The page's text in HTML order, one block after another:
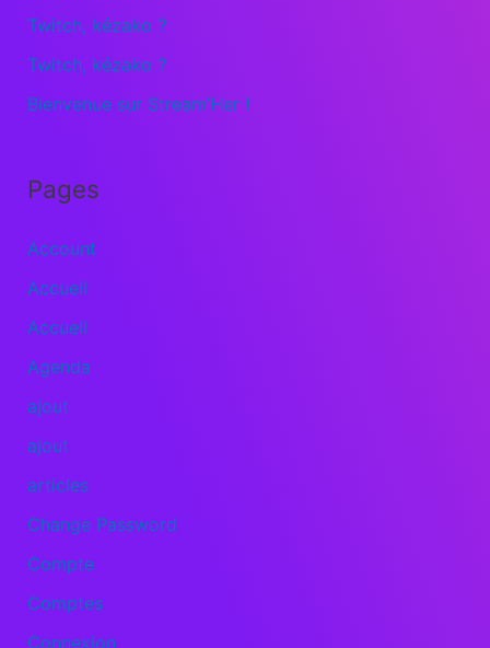
Twitch, kézako ?
Twitch, kézako ?
Bienvenue sur Stream’Her !
Pages
Account
Accueil
Accueil
Agenda
ajout
ajout
articles
Change Password
Compte
Comptes
Connexion